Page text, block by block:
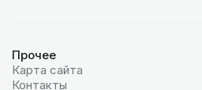
Прочее
Карта сайта
Контакты